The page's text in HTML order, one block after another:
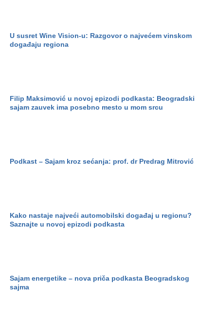
U susret Wine Vision-u: Razgovor o najvećem vinskom
događaju regiona
Filip Maksimović u novoj epizodi podkasta: Beogradski
sajam zauvek ima posebno mesto u mom srcu
Podkast – Sajam kroz sećanja: prof. dr Predrag Mitrović
Kako nastaje najveći automobilski događaj u regionu?
Saznajte u novoj epizodi podkasta
Sajam energetike – nova priča podkasta Beogradskog
sajma